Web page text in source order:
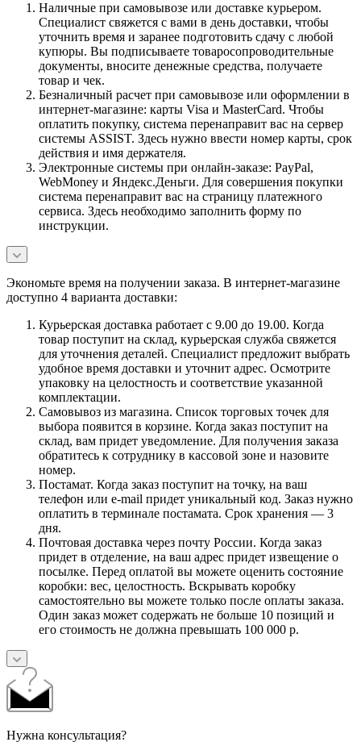
Наличные при самовывозе или доставке курьером.
Специалист свяжется с вами в день доставки, чтобы
уточнить время и заранее подготовить сдачу с любой
купюры. Вы подписываете товаросопроводительные
документы, вносите денежные средства, получаете
товар и чек.
Безналичный расчет при самовывозе или оформлении в
интернет-магазине: карты Visa и MasterCard. Чтобы
оплатить покупку, система перенаправит вас на сервер
системы ASSIST. Здесь нужно ввести номер карты, срок
действия и имя держателя.
Электронные системы при онлайн-заказе: PayPal,
WebMoney и Яндекс.Деньги. Для совершения покупки
система перенаправит вас на страницу платежного
сервиса. Здесь необходимо заполнить форму по
инструкции.
Экономьте время на получении заказа. В интернет-магазине
доступно 4 варианта доставки:
Курьерская доставка работает с 9.00 до 19.00. Когда
товар поступит на склад, курьерская служба свяжется
для уточнения деталей. Специалист предложит выбрать
удобное время доставки и уточнит адрес. Осмотрите
упаковку на целостность и соответствие указанной
комплектации.
Самовывоз из магазина. Список торговых точек для
выбора появится в корзине. Когда заказ поступит на
склад, вам придет уведомление. Для получения заказа
обратитесь к сотруднику в кассовой зоне и назовите
номер.
Постамат. Когда заказ поступит на точку, на ваш
телефон или e-mail придет уникальный код. Заказ нужно
оплатить в терминале постамата. Срок хранения — 3
дня.
Почтовая доставка через почту России. Когда заказ
придет в отделение, на ваш адрес придет извещение о
посылке. Перед оплатой вы можете оценить состояние
коробки: вес, целостность. Вскрывать коробку
самостоятельно вы можете только после оплаты заказа.
Один заказ может содержать не больше 10 позиций и
его стоимость не должна превышать 100 000 р.
Нужна консультация?